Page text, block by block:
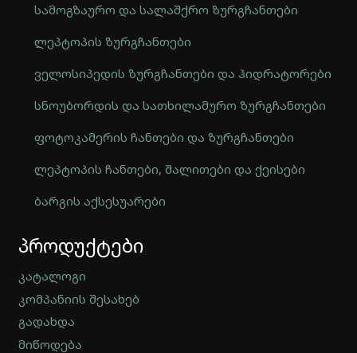
სამოგზაურო და სალაშქრო ზურგჩანთები
ლეპტოპის ზურგჩანთები
ველოსიპედის ზურგჩანთები და ჰიდრატორები
სნოუბორდის და სათხილამურო ზურგჩანთები
ფოტოკამერის ჩანთები და ზურგჩანთები
ლეპტოპის ჩანთები, შალითები და ქეისები
ბარგის აქსესუარები
Hierarchic
Categories
in
-
Version
2.0.12
პროდუქტები
კატალოგი
კომპანიის შესახებ
გადახდა
მიწოდება